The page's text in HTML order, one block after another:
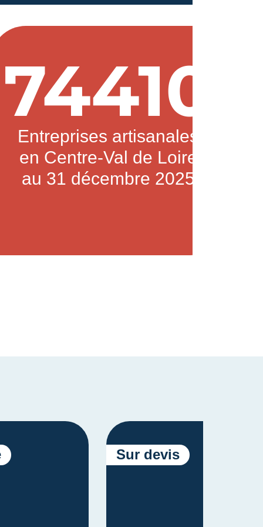
74410
Entreprises artisanales
en Centre-Val de Loire
au 31 décembre 2025
Sur devis